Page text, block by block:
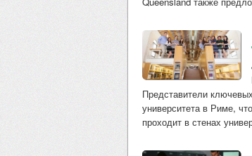
Представители
университета в Риме,
проходит в стенах